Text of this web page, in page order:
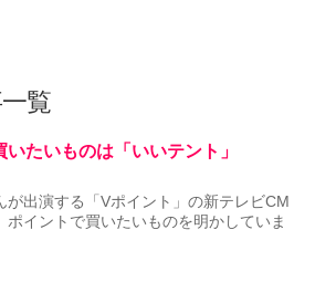
覧
たいものは「いいテント」
が出演する「Vポイント」の新テレビCM
ポイントで買いたいものを明かしていま